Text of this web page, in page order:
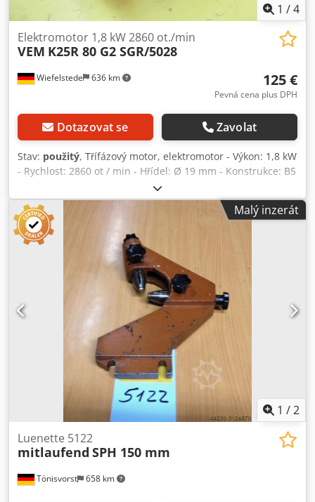
1 /4
Wiefelstede 636 km
Elektromotor 1,8 kW 2860 ot./min
VEM K25R 80 G2 SGR/5028
125 €
Pevná cena plus DPH
Dotazovat se Zavolat
Stav: použitý, Třífázový motor, elektromotor - Výkon: 1,8 kW
- Rychlost: 2860 ot / min - Hřídel: Ø 19 mm - Konstrukce: B5
- Třída ochrany: IP 56 - Cena: za kus - Počet: 3x k dispozici -
Rozměry: 285/160 / H205 mm - hmotnost: 18,4 kg Dcsdpfx
Aqsdfi A Hetok
Malý inzerát
1 /2
Tönisvorst 658 km
Luenette 5122
mitlaufend SPH 150 mm